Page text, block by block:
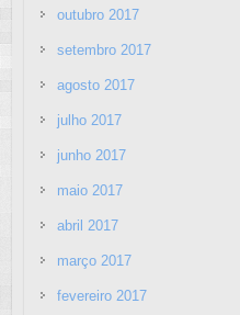
outubro 2017
setembro 2017
agosto 2017
julho 2017
junho 2017
maio 2017
abril 2017
março 2017
fevereiro 2017